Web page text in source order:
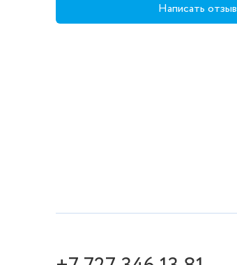
Написать отзыв